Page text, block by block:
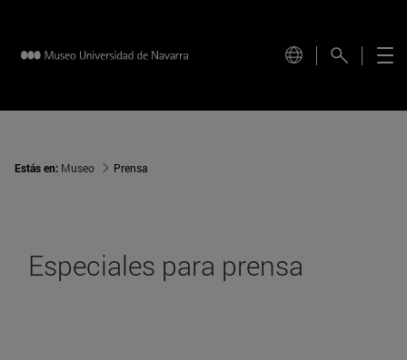
Estás en: Museo Prensa
Especiales para prensa